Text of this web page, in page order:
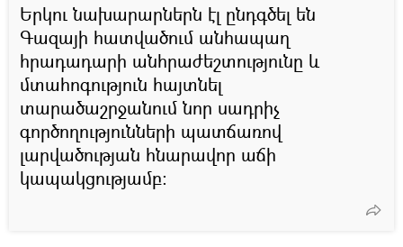
Երկու նախարարներն էլ ընդգծել են
Գազայի հատվածում անհապաղ
հրադադարի անհրաժեշտությունը և
մտահոգություն հայտնել
տարածաշրջանում նոր սադրիչ
գործողությունների պատճառով
լարվածության հնարավոր աճի
կապակցությամբ։